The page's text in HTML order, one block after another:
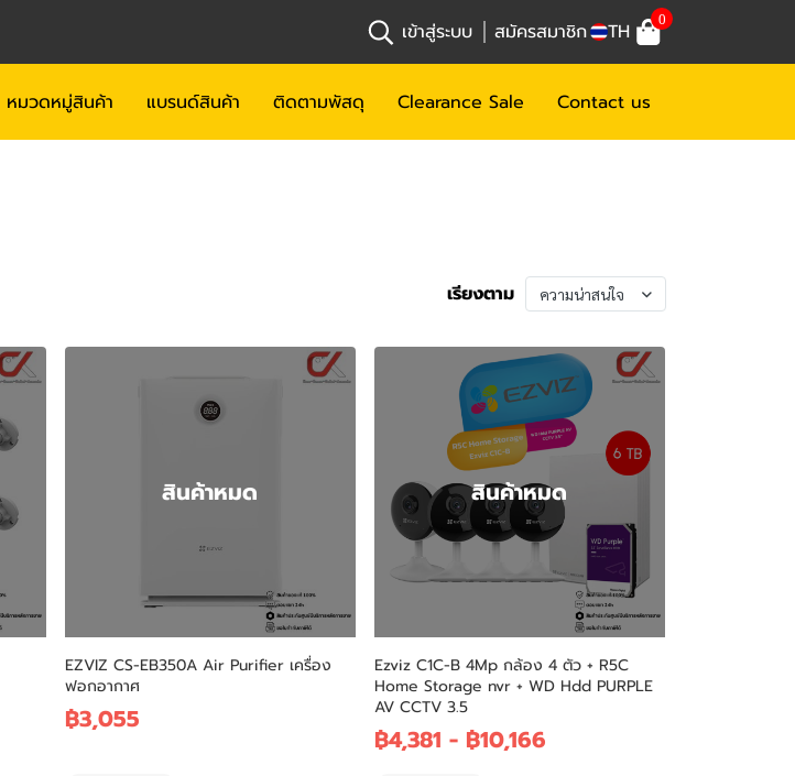
เข้าสู่ระบบ สมัครสมาชิก TH 0
หมวดหมู่สินค้า แบรนด์สินค้า ติดตามพัสดุ Clearance Sale Contact us
เรียงตาม ความน่าสนใจ
สินค้าหมด
EZVIZ CS-EB350A Air Purifier เครื่อง
ฟอกอากาศ
฿3,055
สินค้าหมด
Ezviz C1C-B 4Mp กล้อง 4 ตัว + R5C
Home Storage nvr + WD Hdd PURPLE
AV CCTV 3.5
฿4,381 - ฿10,166